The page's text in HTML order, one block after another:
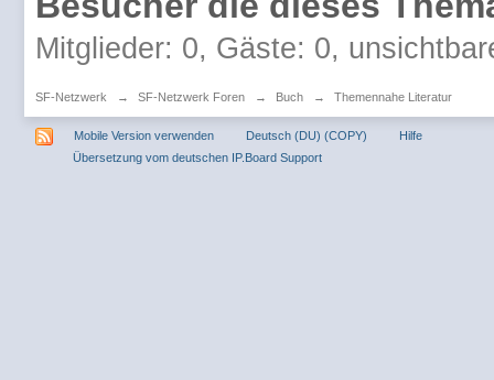
Mitglieder: 0, Gäste: 0,
SF-Netzwerk → SF-Netzwerk Foren → Buch → Themennahe Literatur
Mobile Version verwenden Deutsch (DU) (COPY)
Hilfe
Übersetzung vom deutschen IP.Board Support